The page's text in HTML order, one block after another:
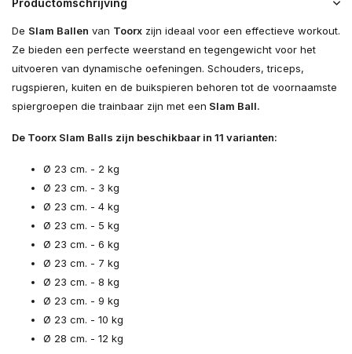
Productomschrijving
De Slam Ballen van Toorx zijn ideaal voor een effectieve workout.
Ze bieden een perfecte weerstand en tegengewicht voor het
uitvoeren van dynamische oefeningen. Schouders, triceps,
rugspieren, kuiten en de buikspieren behoren tot de voornaamste
spiergroepen die trainbaar zijn met een Slam Ball.
De Toorx Slam Balls zijn beschikbaar in 11 varianten:
Ø 23 cm. - 2 kg
Ø 23 cm. - 3 kg
Ø 23 cm. - 4 kg
Ø 23 cm. - 5 kg
Ø 23 cm. - 6 kg
Ø 23 cm. - 7 kg
Ø 23 cm. - 8 kg
Ø 23 cm. - 9 kg
Ø 23 cm. - 10 kg
Ø 28 cm. - 12 kg